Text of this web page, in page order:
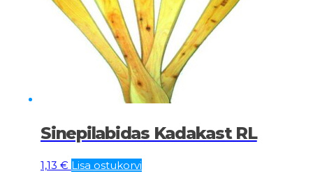
Sinepilabidas Kadakast RL
1,13 € Lisa ostukorvi